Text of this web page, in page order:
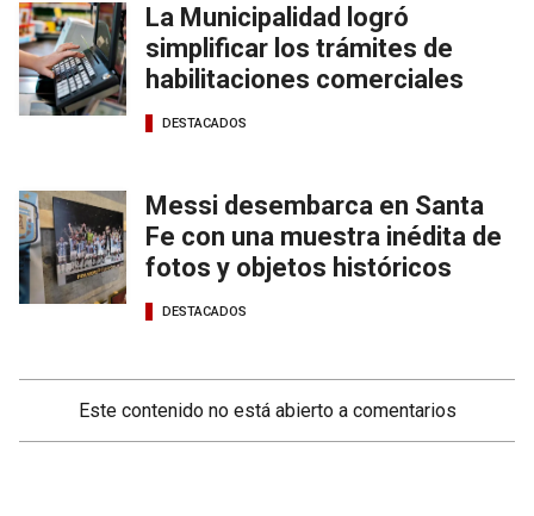
La Municipalidad logró
simplificar los trámites de
habilitaciones comerciales
DESTACADOS
Messi desembarca en Santa
Fe con una muestra inédita de
fotos y objetos históricos
DESTACADOS
Este contenido no está abierto a comentarios